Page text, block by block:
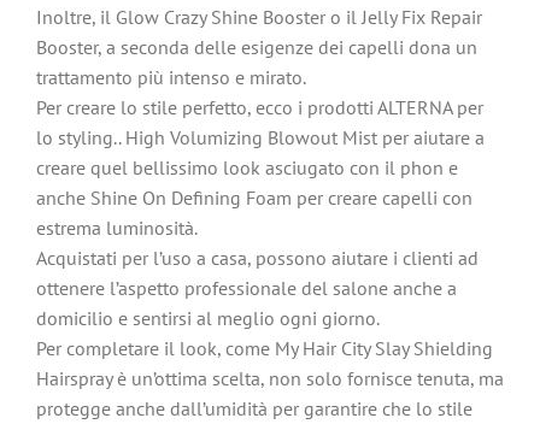
Inoltre, il Glow Crazy Shine Booster o il Jelly Fix Repair
Booster, a seconda delle esigenze dei capelli dona un
trattamento più intenso e mirato.
Per creare lo stile perfetto, ecco i prodotti ALTERNA per
lo styling.. High Volumizing Blowout Mist per aiutare a
creare quel bellissimo look asciugato con il phon e
anche Shine On Defining Foam per creare capelli con
estrema luminosità.
Acquistati per l’uso a casa, possono aiutare i clienti ad
ottenere l’aspetto professionale del salone anche a
domicilio e sentirsi al meglio ogni giorno.
Per completare il look, come My Hair City Slay Shielding
Hairspray è un’ottima scelta, non solo fornisce tenuta, ma
protegge anche dall’umidità per garantire che lo stile